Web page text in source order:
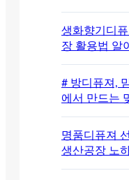
생화향기디
장 활용법 알
# 방디퓨져,
에서 만드는
명품디퓨져
생산공장 노